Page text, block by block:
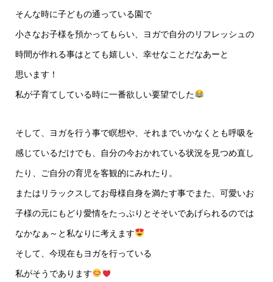
そんな時に子どもの通っている園で
小さなお子様を預かってもらい、ヨガで自分のリフレッシュの
時間が作れる事はとても嬉しい、幸せなことだなあーと
思います！
私が子育てしている時に一番欲しい要望でした
そして、ヨガを行う事で瞑想や、それまでいかなくとも呼吸を
感じているだけでも、自分の今おかれている状況を見つめ直し
たり、ご自分の育児を客観的にみれたり。
またはリラックスしてお母様自身を満たす事でまた、可愛いお
子様の元にもどり愛情をたっぷりとそそいであげられるのでは
なかなぁ～と私なりに考えます
そして、今現在もヨガを行っている
私がそうであります